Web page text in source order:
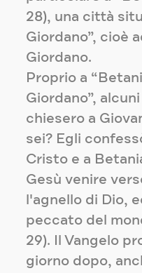
28), una città
Giordano”, cioè
Giordano.
Proprio a
Giordano”,
chiesero a
sei? Egli
Cristo e a
Gesù venire
l'agnello di Dio,
peccato del
29). Il Vangelo
giorno dopo,